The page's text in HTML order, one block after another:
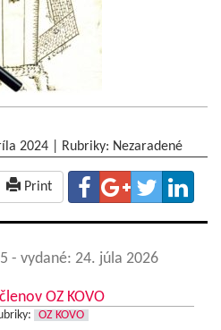
2024 Rubriky: Nezaradené
Print
- vydané: 24. júla 2026
OZ KOVO
OZ KOVO